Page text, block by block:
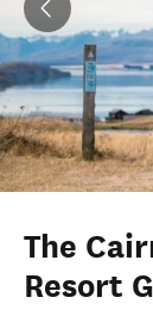
The
Resort